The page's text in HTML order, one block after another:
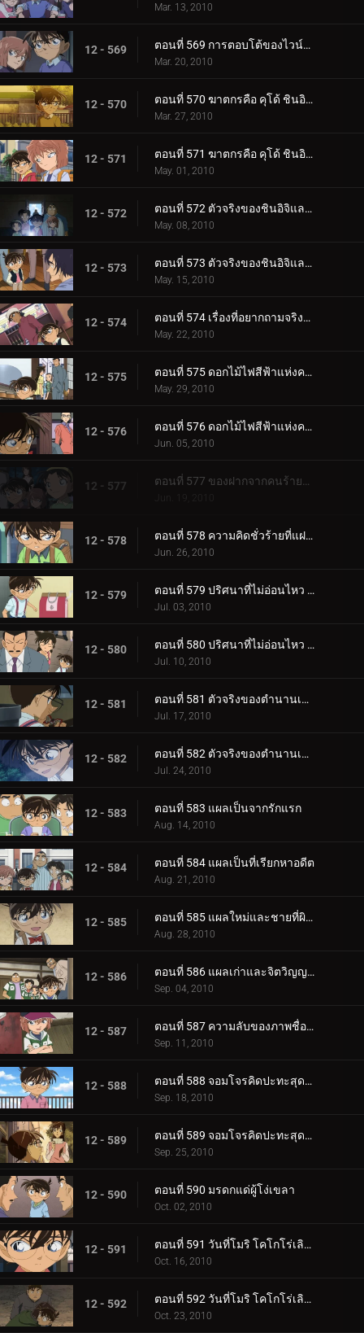
Mar. 13, 2010
12 - 569 ตอนที่ 569 การตอบโต้ของไวน์แดง
Mar. 20, 2010
12 - 570 ตอนที่ 570 ฆาตกรคือ คุโด้ ชินอิจิ (ตอนพิเศษ 1)
Mar. 27, 2010
12 - 571 ตอนที่ 571 ฆาตกรคือ คุโด้ ชินอิจิ (ตอนพิเศษ 2)
May. 01, 2010
12 - 572 ตอนที่ 572 ตัวจริงของชินอิจิและน้ำตาของรัน (ตอนพิเศษ 1)
May. 08, 2010
12 - 573 ตอนที่ 573 ตัวจริงของชินอิจิและน้ำตาของรัน (ตอนพิเศษ 2)
May. 15, 2010
12 - 574 ตอนที่ 574 เรื่องที่อยากถามจริงจริง
May. 22, 2010
12 - 575 ตอนที่ 575 ดอกไม้ไฟสีฟ้าแห่งความแค้น (ตอน 1)
May. 29, 2010
12 - 576 ตอนที่ 576 ดอกไม้ไฟสีฟ้าแห่งความแค้น (ตอน 2)
Jun. 05, 2010
12 - 577 ตอนที่ 577 ของฝากจากคนร้ายตัวจริง
Jun. 19, 2010
12 - 578 ตอนที่ 578 ความคิดชั่วร้ายที่แฝงอยู่ในละครหน้ากาก
Jun. 26, 2010
12 - 579 ตอนที่ 579 ปริศนาที่ไม่อ่อนไหว (ตอน 1)
Jul. 03, 2010
12 - 580 ตอนที่ 580 ปริศนาที่ไม่อ่อนไหว (ตอน 2)
Jul. 10, 2010
12 - 581 ตอนที่ 581 ตัวจริงของตำนานเมือง (ตอน 1)
Jul. 17, 2010
12 - 582 ตอนที่ 582 ตัวจริงของตำนานเมือง (ตอน 2)
Jul. 24, 2010
12 - 583 ตอนที่ 583 แผลเป็นจากรักแรก
Aug. 14, 2010
12 - 584 ตอนที่ 584 แผลเป็นที่เรียกหาอดีต
Aug. 21, 2010
12 - 585 ตอนที่ 585 แผลใหม่และชายที่ผิวปาก
Aug. 28, 2010
12 - 586 ตอนที่ 586 แผลเก่าและจิตวิญญาณของตำรวจ
Sep. 04, 2010
12 - 587 ตอนที่ 587 ความลับของภาพชื่อดังที่หายไป
Sep. 11, 2010
12 - 588 ตอนที่ 588 จอมโจรคิดปะทะสุดยอดตู้เซฟ (ตอน 1)
Sep. 18, 2010
12 - 589 ตอนที่ 589 จอมโจรคิดปะทะสุดยอดตู้เซฟ (ตอน 2)
Sep. 25, 2010
12 - 590 ตอนที่ 590 มรดกแด่ผู้โง่เขลา
Oct. 02, 2010
12 - 591 ตอนที่ 591 วันที่โมริ โคโกโร่เลิกเป็นนักสืบ (ตอน 1)
Oct. 16, 2010
12 - 592 ตอนที่ 592 วันที่โมริ โคโกโร่เลิกเป็นนักสืบ (ตอน 2)
Oct. 23, 2010